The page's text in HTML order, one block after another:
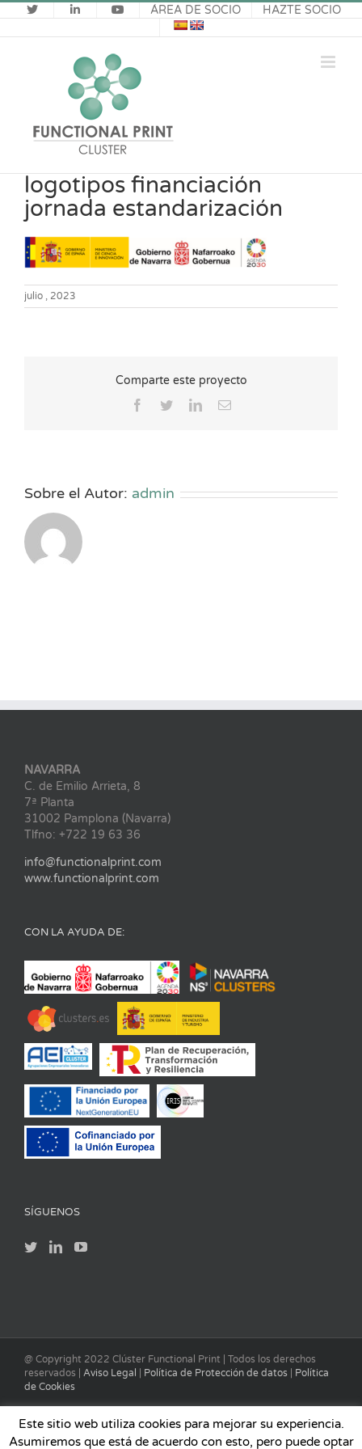
Saltar
al
contenido
ÁREA DE SOCIO HAZTE SOCIO
logotipos financiación
jornada estandarización
julio , 2023
Comparte este proyecto
Facebook
TwitterLinkedInCorreo
Sobre el Autor: admin
NAVARRA
C. de Emilio Arrieta, 8
7ª Planta
31002 Pamplona (Navarra)
Tlfno: +722 19 63 36
info@functionalprint.com
www.functionalprint.com
CON LA AYUDA DE:
SÍGUENOS
@ Copyright 2022 Clúster Functional Print | Todos los derechos
reservados | Aviso Legal Política de Protección de datos
Política
de Cookies
Este sitio web utiliza cookies para mejorar su experiencia.
Asumiremos que está de acuerdo con esto, pero puede optar